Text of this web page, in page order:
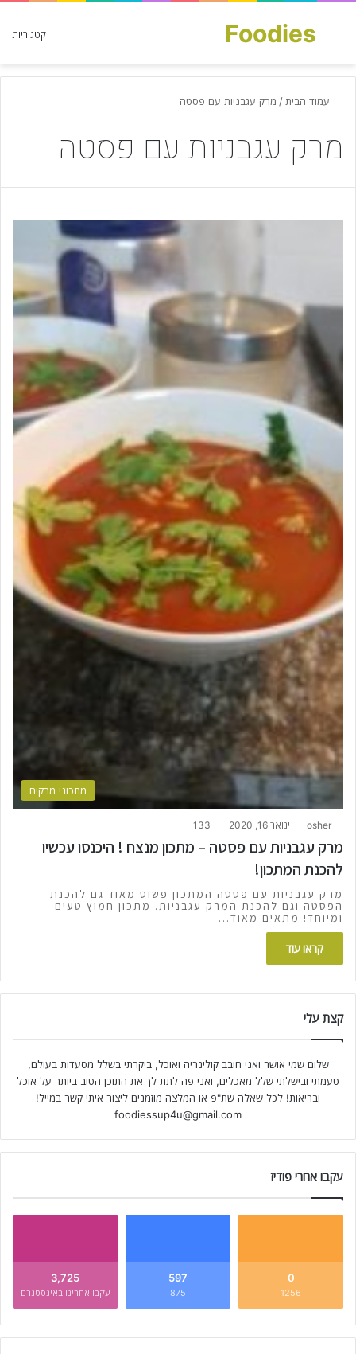
קטגוריות Foodies
חפש עבור
עמוד הבית / מרק עגבניות עם פסטה
מרק עגבניות עם פסטה
מתכוני מרקים
osher ינואר 16, 2020 133
מרק עגבניות עם פסטה – מתכון מנצח ! היכנסו עכשיו
להכנת המתכון!
מרק עגבניות עם פסטה המתכון פשוט מאוד גם להכנת
הפסטה וגם להכנת המרק עגבניות. מתכון חמוץ טעים
ומיוחד! מתאים מאוד…
קראו עוד
קצת עלי
שלום שמי אושר ואני חובב קולינריה ואוכל, ביקרתי בשלל מסעדות בעולם,
טעמתי ובישלתי שלל מאכלים, ואני פה לתת לך את התוכן הטוב ביותר על אוכל
ובריאות! לכל שאלה שת"פ או המלצה מוזמנים ליצור איתי קשר במייל!
foodiessup4u@gmail.com
עקבו אחרי פודיז
0
1256
597
875
3,725
עקבו אחרינו באינסטגרם